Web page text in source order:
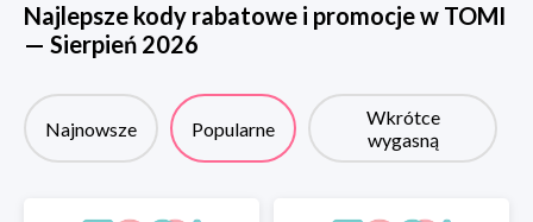
Najlepsze kody rabatowe i promocje w TOMI
— Sierpień 2026
Najnowsze Popularne
Wkrótce
wygasną